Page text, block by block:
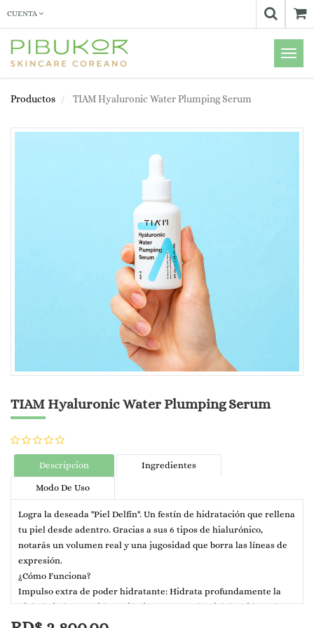
CUENTA
Menú
de
Productos
TIAM Hyaluronic Water Plumping Serum
TIAM Hyaluronic Water Plumping Serum
Descripcion Ingredientes
Modo De Uso
Logra la deseada "Piel Delfín". Un festín de hidratación que rellena
tu piel desde adentro. Gracias a sus 6 tipos de hialurónico,
notarás un volumen real y una jugosidad que borra las líneas de
expresión.
¿Cómo Funciona?
Impulso extra de poder hidratante: Hidrata profundamente la
piel y brinda una hidratación intensa para la piel deshidratada y
seca.